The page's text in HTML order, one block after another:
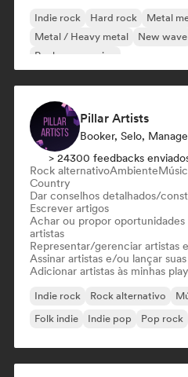
Indie rock Hard rock
Metal
Metal / Heavy metal
New wave
Rock progressivo
Pillar Artists
> 24300 feedbacks
Rock alternativoAmbiente
Country
Dar conselhos detalhados/
Escrever artigos
Achar ou propor oportunidades
artistas
Representar/gerenciar artistas
Assinar artistas e/ou lançar
Adicionar artistas às minhas
Indie rock Rock alternativo
Folk indie
Indie pop Pop rock